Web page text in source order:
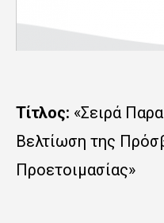
Τίτλος: «Σειρά
Βελτίωση της
Προετοιμασίας»